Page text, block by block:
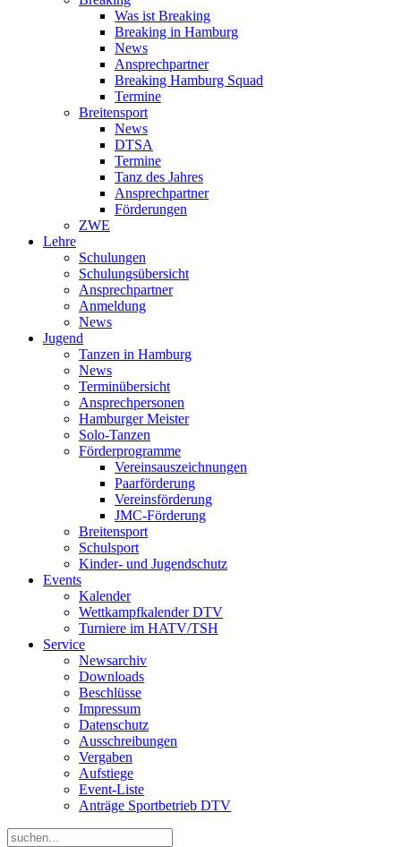
Was ist Breaking
Breaking in Hamburg
News
Ansprechpartner
Breaking Hamburg Squad
Termine
Breitensport
News
DTSA
Termine
Tanz des Jahres
Ansprechpartner
Förderungen
ZWE
Lehre
Schulungen
Schulungsübersicht
Ansprechpartner
Anmeldung
News
Jugend
Tanzen in Hamburg
News
Terminübersicht
Ansprechpersonen
Hamburger Meister
Solo-Tanzen
Förderprogramme
Vereinsauszeichnungen
Paarförderung
Vereinsförderung
JMC-Förderung
Breitensport
Schulsport
Kinder- und Jugendschutz
Events
Kalender
Wettkampfkalender DTV
Turniere im HATV/TSH
Service
Newsarchiv
Downloads
Beschlüsse
Impressum
Datenschutz
Ausschreibungen
Vergaben
Aufstiege
Event-Liste
Anträge Sportbetrieb DTV